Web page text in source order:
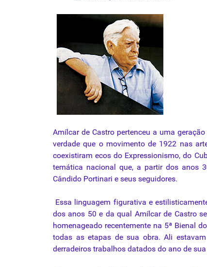
Amílcar de Castro pertenceu a uma
verdade que o movimentode 1922 nas
coexistiram ecos do Expressionismo, do
temática nacional que, a partir dos anos
Cândido Portinari e seus seguidores.
Essa linguagem figurativa e
dos anos 50 e da qual Amílcar de Castro
homenageado recentemente na 5ª Bienal
todas as etapas de sua obra. Ali
derradeiros trabalhos datados do ano de